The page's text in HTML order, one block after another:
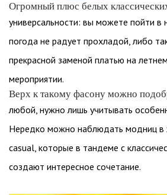
Огромный плюс белых
универсальности: вы можете пойти в
погода не радует прохладой, либо
прекрасной заменой платью на
мероприятии.
Верх к такому фасону можно
любой, нужно лишь учитывать
Нередко можно наблюдать модниц в
casual, которые в тандеме с
создают интересное сочетание.